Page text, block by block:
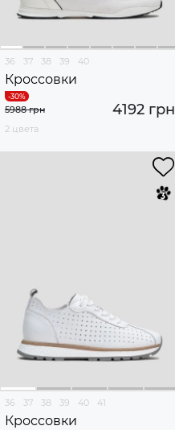
36 37 38 39 40
Кроссовки
4192 грн
5988 грн
2 цвета
36 37 38 39 40 41
Кроссовки